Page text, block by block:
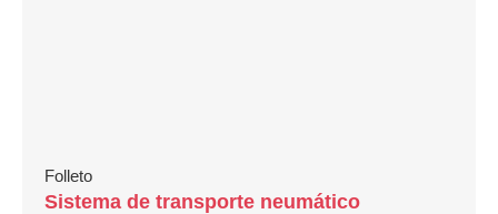
Folleto
Sistema de transporte neumático